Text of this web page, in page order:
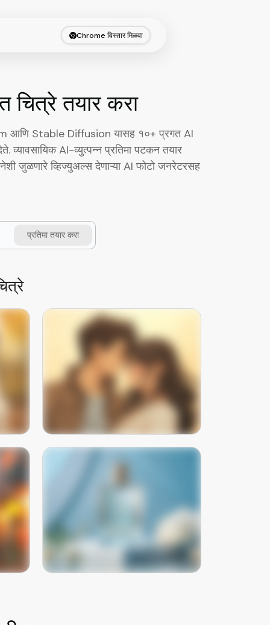
Chrome विस्तार मिळवा
चित्रे तयार करा
आणि Stable Diffusion यासह १०+ प्रगत AI
व्यावसायिक AI-व्युत्पन्न प्रतिमा पटकन तयार
जुळणारे व्हिज्युअल्स देणाऱ्या AI फोटो जनरेटरसह
प्रतिमा तयार करा
Romantic illustrated couple in a
warm anime art style
आता लगेच वापरून पहा
with
Minimalist perfume bottle product
lighting
आता लगेच वापरून पहा